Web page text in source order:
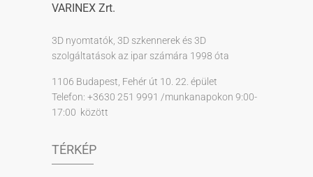
VARINEX Zrt.
3D nyomtatók, 3D szkennerek és 3D
szolgáltatások az ipar számára 1998 óta
1106 Budapest, Fehér út 10. 22. épület
Telefon: +3630 251 9991 /munkanapokon 9:00-
17:00 között
TÉRKÉP